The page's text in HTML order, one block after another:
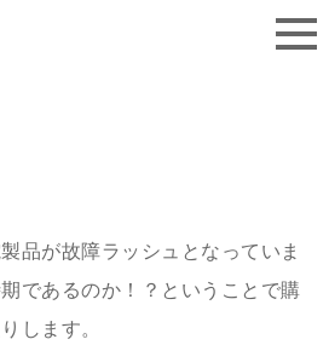
品が故障ラッシュとなっていま
であるのか！？ということで購
します。